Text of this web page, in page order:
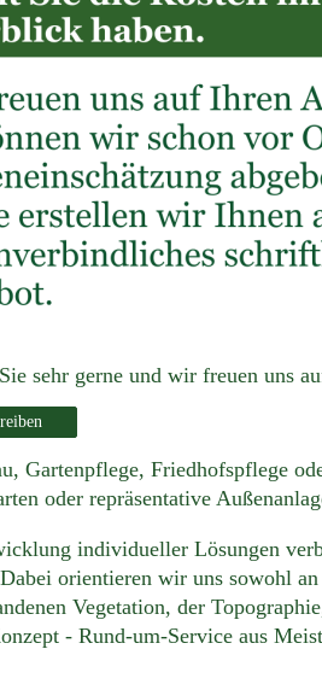
sehr gerne und wir freuen uns
Gartenpflege, Friedhofspflege
oder repräsentative
individueller Lösungen
orientieren wir uns sowohl
Vegetation, der
- Rund-um-Service aus